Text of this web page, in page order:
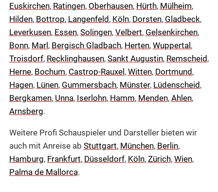
Euskirchen, Ratingen, Oberhausen, Hürth, Mülheim,
Hilden, Bottrop, Langenfeld, Köln, Dorsten, Gladbeck,
Leverkusen, Essen, Solingen, Velbert, Gelsenkirchen,
Bonn, Marl, Bergisch Gladbach, Herten, Wuppertal,
Troisdorf, Recklinghausen, Sankt Augustin, Remscheid,
Herne, Bochum, Castrop-Rauxel, Witten, Dortmund,
Hagen, Lünen, Gummersbach, Münster, Lüdenscheid,
Bergkamen, Unna, Iserlohn, Hamm, Menden, Ahlen,
Arnsberg.
Weitere Profi Schauspieler und Darsteller bieten wir
auch mit Anreise ab Stuttgart, München, Berlin,
Hamburg, Frankfurt, Düsseldorf, Köln, Zürich, Wien,
Palma de Mallorca.